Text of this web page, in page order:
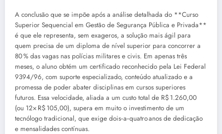
A conclusão que se impõe após a análise detalhada do **Curso
Superior Sequencial em Gestão de Segurança Pública e Privada**
é que ele representa, sem exageros, a solução mais ágil para
quem precisa de um diploma de nível superior para concorrer a
80 % das vagas nas polícias militares e civis. Em apenas três
meses, o aluno obtém um certificado reconhecido pela Lei Federal
9394/96, com suporte especializado, conteúdo atualizado e a
promessa de poder abater disciplinas em cursos superiores
futuros. Essa velocidade, aliada a um custo total de R$ 1.260,00
(ou 12× R$ 105,00), supera em muito o investimento de um
tecnólogo tradicional, que exige dois‑a‑quatro anos de dedicação
e mensalidades contínuas.